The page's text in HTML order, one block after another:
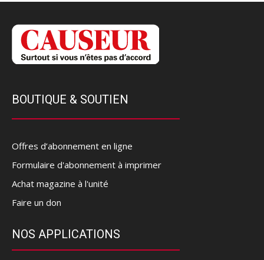
BOUTIQUE & SOUTIEN
Offres d’abonnement en ligne
Formulaire d'abonnement à imprimer
Achat magazine à l'unité
Faire un don
NOS APPLICATIONS